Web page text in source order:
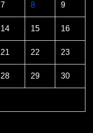
7 8 9
14 15 16
21 22 23
28 29 30